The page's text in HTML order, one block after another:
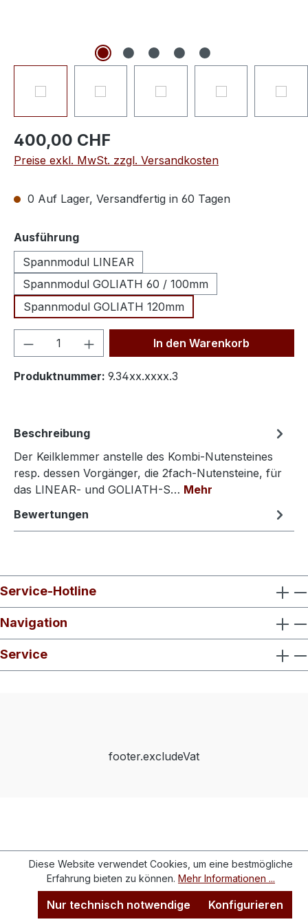
400,00 CHF
Preise exkl. MwSt. zzgl. Versandkosten
0 Auf Lager, Versandfertig in 60 Tagen
Ausführungauswählen
Spannmodul LINEAR
Spannmodul GOLIATH 60 / 100mm
Spannmodul GOLIATH 120mm
Produkt Anzahl: Gib denIn den Warenkorb
Produktnummer: 9.34xx.xxxx.3
Beschreibung
Der Keilklemmer anstelle des Kombi-Nutensteines
resp. dessen Vorgänger, die 2fach-Nutensteine, für
das LINEAR- und GOLIATH-S… Mehr
Bewertungen
Service-Hotline
Navigation
Service
footer.excludeVat
Diese Website verwendet Cookies, um eine bestmögliche
Erfahrung bieten zu können. Mehr Informationen ...
Nur technisch notwendige Konfigurieren